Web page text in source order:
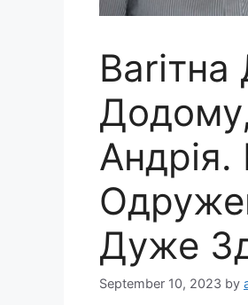
Дуже
September 10, 2023 by